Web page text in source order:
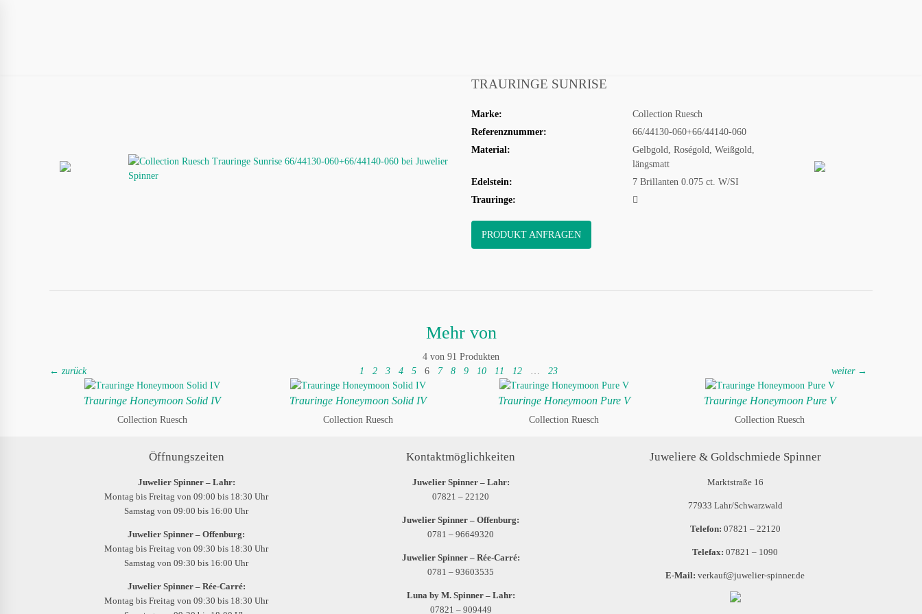
TRAURINGE SUNRISE
Marke:
Collection Ruesch
Referenznummer:
66/44130-060+66/44140-060
Material:
Gelbgold, Roségold, Weißgold,
längsmatt
Edelstein:
7 Brillanten 0.075 ct. W/SI
Trauringe:
PRODUKT ANFRAGEN
Mehr von
4 von 91 Produkten
← zurück
1 2 3 4 5 6 7 8 9 10 11 12 23 weiter →
Trauringe Honeymoon Solid IV
Collection Ruesch
Trauringe Honeymoon Solid IV
Collection Ruesch
Trauringe Honeymoon Pure V
Collection Ruesch
Trauringe Honeymoon Pure V
Collection Ruesch
Öffnungszeiten
Juwelier Spinner – Lahr:
Montag bis Freitag von 09:00 bis 18:30 Uhr
Samstag von 09:00 bis 16:00 Uhr
Juwelier Spinner – Offenburg:
Montag bis Freitag von 09:30 bis 18:30 Uhr
Samstag von 09:30 bis 16:00 Uhr
Juwelier Spinner – Rée-Carré:
Montag bis Freitag von 09:30 bis 18:30 Uhr
Kontaktmöglichkeiten
Juwelier Spinner – Lahr:
07821 – 22120
Juwelier Spinner – Offenburg:
0781 – 96649320
Juwelier Spinner – Rée-Carré:
0781 – 93603535
Luna by M. Spinner – Lahr:
07821 – 909449
Juweliere & Goldschmiede Spinner
Marktstraße 16
77933 Lahr/Schwarzwald
Telefon: 07821 – 22120
Telefax: 07821 – 1090
E-Mail: verkauf@juwelier-spinner.de